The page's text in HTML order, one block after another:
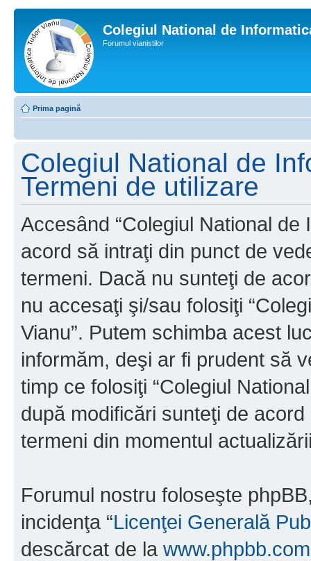
Colegiul National de
Forumul vianistilor
Prima pagină
Colegiul National de
Termeni de utilizare
Accesând “Colegiul National de
acord să intraţi din punct de
termeni. Dacă nu sunteţi de
nu accesaţi şi/sau folosiţi
Vianu”. Putem schimba acest
informăm, deşi ar fi prudent să
timp ce folosiţi “Colegiul
după modificări sunteţi de
termeni din momentul
Forumul nostru foloseşte
incidenţa “Licenţei Generală
descărcat de la www.phpbb.com